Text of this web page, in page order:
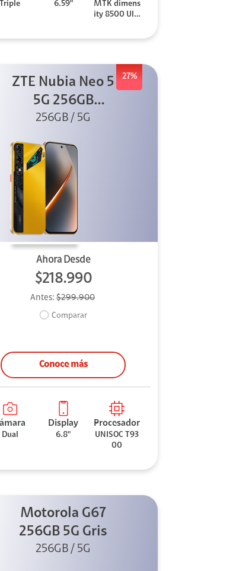
Triple 6.59"
MTK dimens
ity 8500 Ultr
27%
ZTE Nubia Neo 5
5G 256GB
Dorado
256GB / 5G
Ahora Desde
$218.990
Antes: $299.900
Comparar
Conoce más
Dual
Display
6.8"
Procesador
UNISOC T93
00
Motorola G67
256GB 5G Gris
256GB / 5G